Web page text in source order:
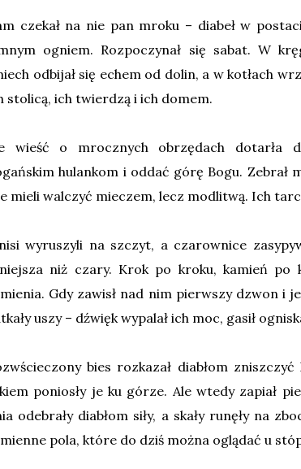
czekał na nie pan mroku – diabeł w
ogniem. Rozpoczynał się sabat. W
odbijał się echem od dolin, a w kotłach
stolicą, ich twierdzą i ich domem.
wieść o mrocznych obrzędach dotarła
hulankom i oddać górę Bogu. Zebrał
mieli walczyć mieczem, lecz modlitwą. Ich
wyruszyli na szczyt, a czarownice
niż czary. Krok po kroku, kamień po
Gdy zawisł nad nim pierwszy dzwon i
uszy – dźwięk wypalał ich moc, gasił
bies rozkazał diabłom
poniosły je ku górze. Ale wtedy zapiał
odebrały diabłom siły, a skały runęły na
pola, które do dziś można oglądać u